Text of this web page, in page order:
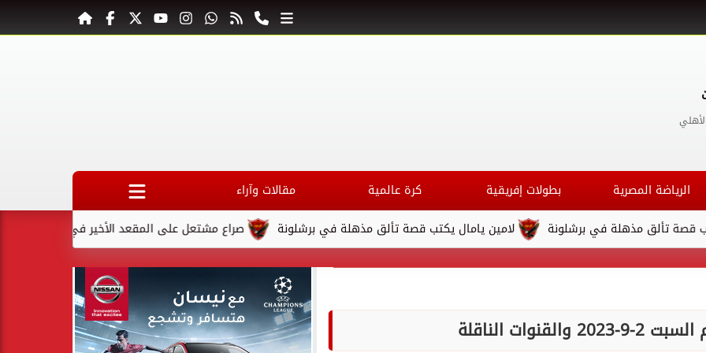
الرياضة المصرية بطولات إفريقية كرة عالمية
مقالات وآراء
صراع مشتعل على المقعد الأخير في كأس السوبر السعودي بعد
لامين يامال يكتب قصة تألق مذهلة في برشلونة في برشلونة
الناقلة